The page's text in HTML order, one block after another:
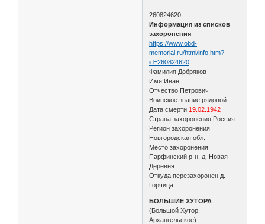
260824620
Информация из списков
захоронения
https://www.obd-
memorial.ru/html/info.htm?
id=260824620
Фамилия Добряков
Имя Иван
Отчество Петрович
Воинское звание рядовой
Дата смерти 19.02.1942
Страна захоронения Россия
Регион захоронения
Новгородская обл.
Место захоронения
Парфинский р-н, д. Новая
Деревня
Откуда перезахоронен д.
Горчица
БОЛЬШИЕ ХУТОРА
(Большой Хутор,
Архангельское)